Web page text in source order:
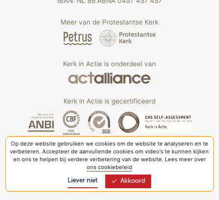
Op deze website gebruiken we cookies om de website te analyseren en te
verbeteren. Accepteer de aanvullende cookies om video's te kunnen kijken
en ons te helpen bij verdere verbetering van de website. Lees meer over
ons cookiebeleid
Liever niet Akkoord
Meer van de Protestantse Kerk
Kerk in Actie is onderdeel van
Kerk in Actie is gecertificeerd